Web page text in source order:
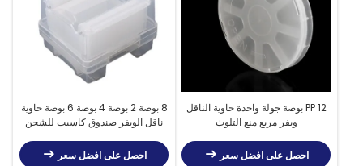
PP 12 بوصة جولة واحدة حاوية الناقل
ويفر مربع منع التلوث
احصل على افضل سعر
8 بوصة 2 بوصة 4 بوصة 6 بوصة حاوية
ناقل الويفر صندوق كاسيت للشحن
احصل على افضل سعر